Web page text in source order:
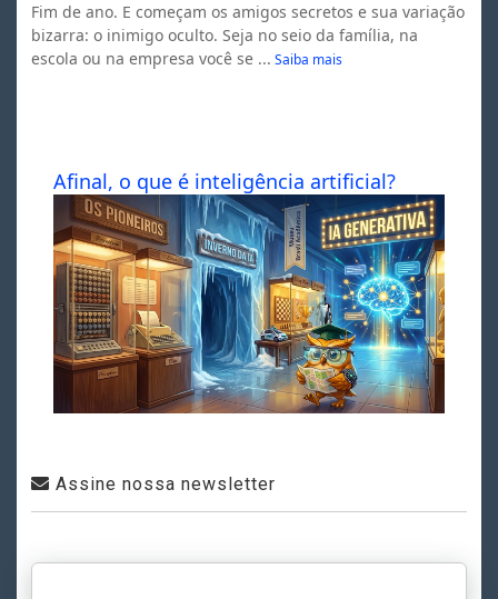
Fim de ano. E começam os amigos secretos e sua variação
bizarra: o inimigo oculto. Seja no seio da família, na
escola ou na empresa você se ... Saiba mais
Afinal, o que é inteligência artificial?
Assine nossa newsletter